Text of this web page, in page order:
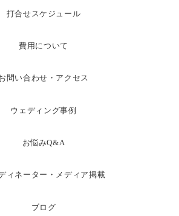
打合せスケジュール
費用について
問い合わせ・アクセス
ウェディング事例
お悩みQ&A
ィネーター・メディア掲載
ブログ